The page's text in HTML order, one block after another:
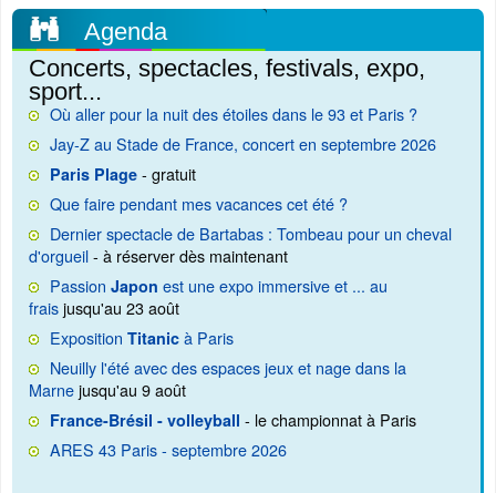
Agenda
Concerts, spectacles, festivals, expo,
sport...
Où aller pour la nuit des étoiles dans le 93 et Paris ?
Jay-Z au Stade de France, concert en septembre 2026
Paris Plage - gratuit
Que faire pendant mes vacances cet été ?
Dernier spectacle de Bartabas : Tombeau pour un cheval
d'orgueil- à réserver dès maintenant
Passion Japon est une expo immersive et ... au
fraisjusqu'au 23 août
Exposition Titanic à Paris
Neuilly l'été avec des espaces jeux et nage dans la
Marnejusqu'au 9 août
France-Brésil - volleyball - le championnat à Paris
ARES 43 Paris - septembre 2026